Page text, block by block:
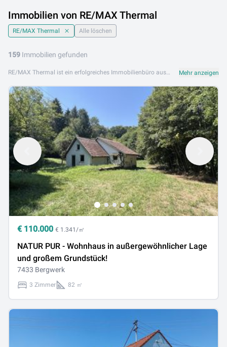
Immobilien von RE/MAX Thermal
RE/MAX Thermal Alle löschen
159 Immobilien gefunden
RE/MAX Thermal ist ein erfolgreiches Immobilienbüro aus dem weltweit führenden RE/MAX-Netzwerk und bietet professionelle Immobiliendienstleistungen in der Thermenregion im südlichen Burgenland und der Steiermark. Das engagierte Team von RE/MAX Thermal verbindet internationale RE/MAX-Standards mit tiefem regionalem Marktwissen und bietet Käufern, Verkäufern und Mietern erstklassigen Service. Das Portfolio von RE/MAX Thermal umfasst Eigentumswohnungen, Mietobjekte, Einfamilienhäuser, Grundstücke sowie Gewerbeobjekte und Anlageobjekte in der Region. Das erfahrene Team betreut Kunden persönlich durch den gesamten Immobilienprozess. RE/MAX Thermal ist an folgenden Standorten aktiv: 7551 Stegersbach, 7540 Güssing, 7531 Kemeten, 7562 Eltendorf, 8230 Hartberg. Entdecken Sie jetzt die aktuellen Immobilienangebote von RE/MAX Thermal auf Lib.at und finden Sie Ihre Wunschimmobilie in der schönen Thermenregion. Kontaktieren Sie das RE/MAX Thermal-Team für eine unverbindliche Erstberatung. Mehr anzeigen
€ 110.000 € 1.341/㎡
NATUR PUR - Wohnhaus in außergewöhnlicher Lage
und großem Grundstück!
7433 Bergwerk
3 Zimmer 82 ㎡